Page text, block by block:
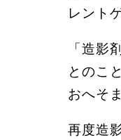
レント
「造影
とのこ
おへそ
再度造